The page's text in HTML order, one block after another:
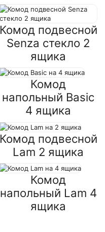
Комод подвесной
Senza стекло 2
ящика
Комод
напольный Basic
4 ящика
Комод подвесной
Lam 2 ящика
Комод
напольный Lam 4
ящика